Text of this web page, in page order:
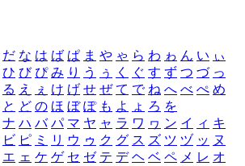
だ な は ば ぱ ま や ゃ ら わ ゎ ん い ぃ
ひ び ぴ み り う ぅ く ぐ す ず つ づ っ
る え ぇ け げ せ ぜ て で ね へ べ ぺ め
と ど の ほ ぼ ぽ も よ ょ ろ を
ナ ハ バ パ マ ヤ ャ ラ ワ ヮ ン イ ィ キ
ビ ピ ミ リ ウ ゥ ク グ ス ズ ツ ヅ ッ ヌ
エ ェ ケ ゲ セ ゼ テ デ ヘ ベ ペ メ レ オ